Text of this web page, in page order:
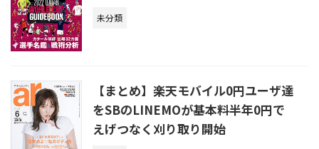
未分類
【まとめ】楽天モバイル0円ユーザ達
をSBのLINEMOが基本料半年0円で
えげつなく刈り取り開始